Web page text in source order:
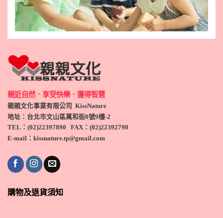
親近自然．享受快樂．獲得智慧
親親文化事業有限公司 KissNature
地址：台北市文山區萬和街8號9樓-2
TEL ：(02)22397890 FAX：(02)22392790
E-mail：kissnature.tp@gmail.com
購物及退貨須知